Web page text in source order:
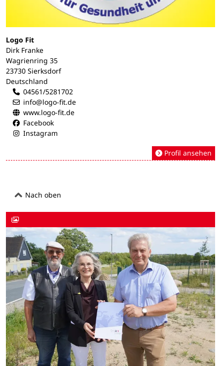
Logo Fit
Dirk Franke
Wagrienring 35
23730 Sierksdorf
Deutschland
04561/5281702
info@logo-fit.de
www.logo-fit.de
Facebook
Instagram
Profil ansehen
Nach oben